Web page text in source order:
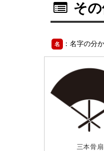
そ
名 ：名字の分
三本骨扇